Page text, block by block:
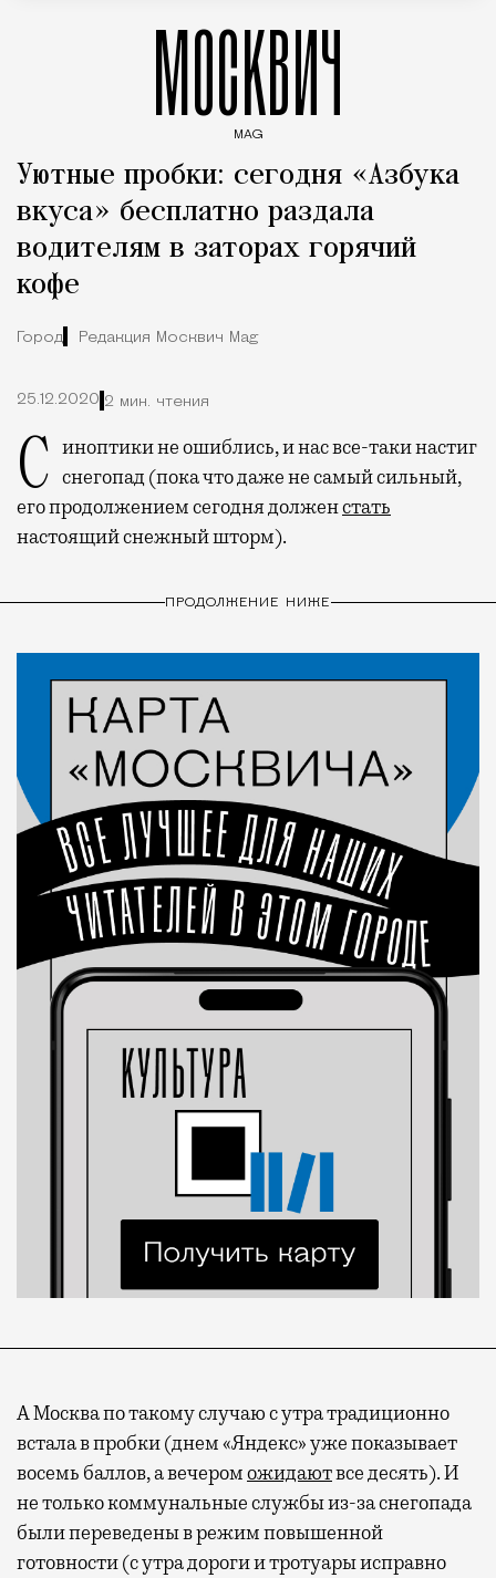
МОСКВИЧ
MAG
Уютные пробки: сегодня «Азбука
вкуса» бесплатно раздала
водителям в заторах горячий
кофе
Город Редакция Москвич Mag
25.12.2020 2 мин. чтения
Синоптики не ошиблись, и нас все-таки настиг снегопад (пока что даже не самый сильный,
его продолжением сегодня долженстать
настоящий снежный шторм).
ПРОДОЛЖЕНИЕ НИЖЕ
А Москва по такому случаю с утра традиционно
встала в пробки (днем «Яндекс» уже показывает
восемь баллов, а вечероможидаютвсе десять). И
не только коммунальные службы из-за снегопада
были переведены в режим повышенной
готовности (с утра дороги и тротуары исправно